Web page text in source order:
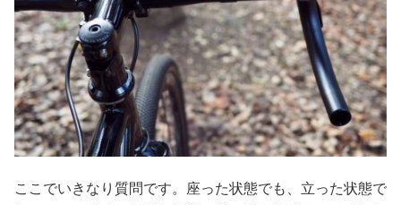
ここでいきなり質問です。座った状態でも、立った状態で